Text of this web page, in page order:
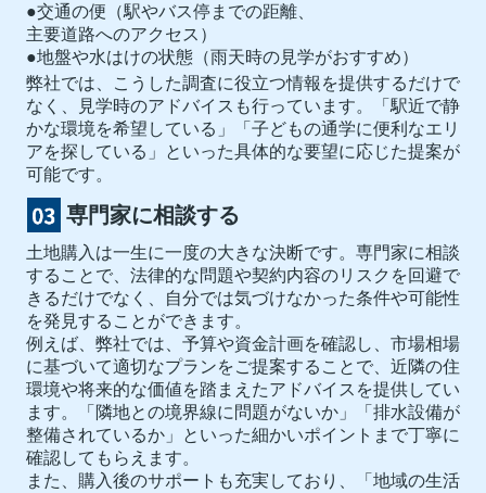
●交通の便（駅やバス停までの距離、
主要道路へのアクセス）
●地盤や水はけの状態（雨天時の見学がおすすめ）
弊社では、こうした調査に役立つ情報を提供するだけで
なく、見学時のアドバイスも行っています。「駅近で静
かな環境を希望している」「子どもの通学に便利なエリ
アを探している」といった具体的な要望に応じた提案が
可能です。
専門家に相談する
土地購入は一生に一度の大きな決断です。専門家に相談
することで、法律的な問題や契約内容のリスクを回避で
きるだけでなく、自分では気づけなかった条件や可能性
を発見することができます。
例えば、弊社では、予算や資金計画を確認し、市場相場
に基づいて適切なプランをご提案することで、近隣の住
環境や将来的な価値を踏まえたアドバイスを提供してい
ます。「隣地との境界線に問題がないか」「排水設備が
整備されているか」といった細かいポイントまで丁寧に
確認してもらえます。
また、購入後のサポートも充実しており、「地域の生活